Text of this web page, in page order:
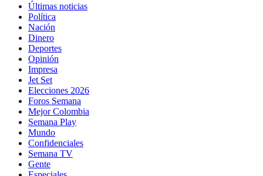
Últimas noticias
Política
Nación
Dinero
Deportes
Opinión
Impresa
Jet Set
Elecciones 2026
Foros Semana
Mejor Colombia
Semana Play
Mundo
Confidenciales
Semana TV
Gente